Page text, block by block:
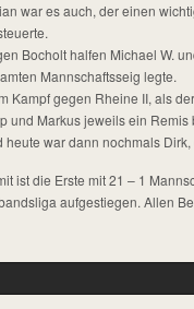
war es auch, der einen
Bocholt halfen Michael W.
Mannschaftsseig legte.
Kampf gegen Rheine II, als
und Markus jeweils ein Remis
heute war dann nochmals
ist die Erste mit 21 – 1
aufgestiegen. Allen